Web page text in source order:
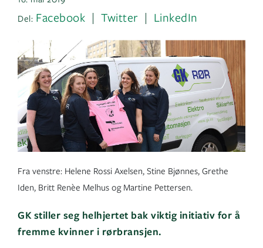
Del: Facebook Twitter LinkedIn
Fra venstre: Helene Rossi Axelsen, Stine Bjønnes, Grethe
Iden, Britt Renèe Melhus og Martine Pettersen.
GK stiller seg helhjertet bak viktig initiativ for å
fremme kvinner i rørbransjen.